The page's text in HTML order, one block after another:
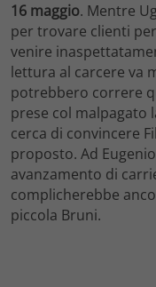
16 maggio. Mentre
per trovare clienti
venire
lettura al carcere va
potrebbero correre
prese col malpagato
cerca di convincere
proposto. Ad
avanzamento di
complicherebbe
piccola Bruni.